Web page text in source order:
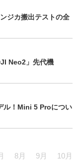
ジカ搬出テストの全
Neo2」先代機
ル！Mini 5 Proについ
8月 9月
10月